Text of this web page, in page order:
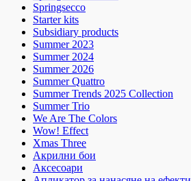
Springsecco
Starter kits
Subsidiary products
Summer 2023
Summer 2024
Summer 2026
Summer Quattro
Summer Trends 2025 Collection
Summer Trio
We Are The Colors
Wow! Effect
Xmas Three
Акрилни бои
Аксесоари